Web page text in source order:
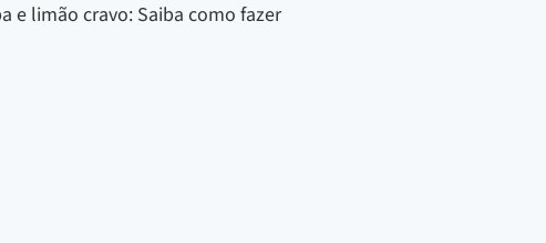
e limão cravo: Saiba como fazer